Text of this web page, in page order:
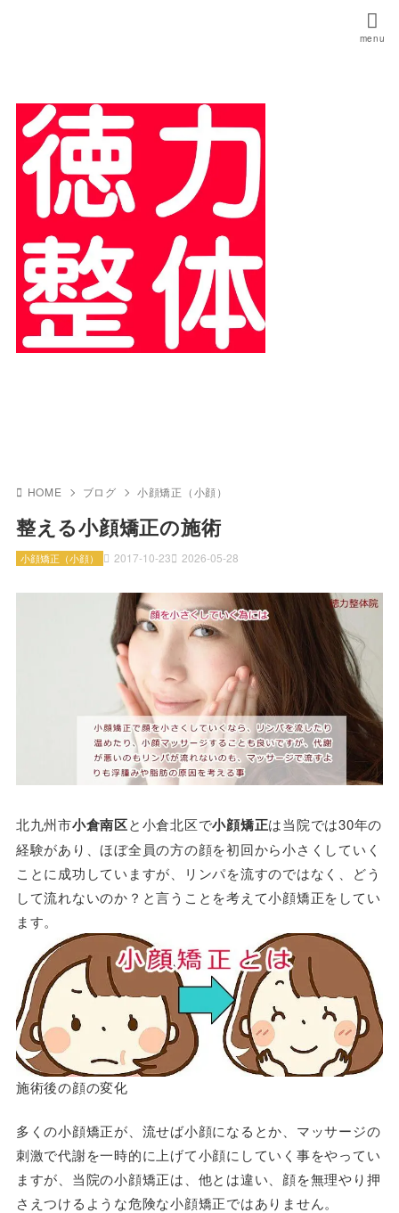
HOME ブログ 小顔矯正（小顔）
整える小顔矯正の施術
2017-10-23 2026-05-28
小顔矯正（小顔）
北九州市小倉南区と小倉北区で小顔矯正は当院では30年の
経験があり、ほぼ全員の方の顔を初回から小さくしていく
ことに成功していますが、リンパを流すのではなく、どう
して流れないのか？と言うことを考えて小顔矯正をしてい
ます。
施術後の顔の変化
多くの小顔矯正が、流せば小顔になるとか、マッサージの
刺激で代謝を一時的に上げて小顔にしていく事をやってい
ますが、当院の小顔矯正は、他とは違い、顔を無理やり押
さえつけるような危険な小顔矯正ではありません。